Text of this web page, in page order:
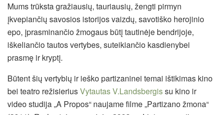
Mums trūksta gražiausių, tauriausių, žengti pirmyn
įkvepiančių savosios istorijos vaizdų, savotiško herojinio
epo, įprasminančio žmogaus būtį tautinėje bendrijoje,
iškeliančio tautos vertybes, suteikiančio kasdienybei
prasmę ir kryptį.
Būtent šių vertybių ir ieško partizaninei temai ištikimas kino
bei teatro režisieriusVytautas V.Landsbergissu kino ir
video studija „A Propos“ naujame filme „Partizano žmona“